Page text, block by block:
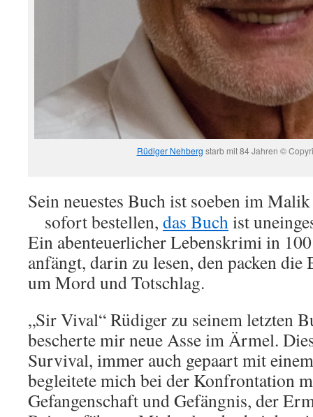
Rüdiger Nehberg starb mit 84 Jahren ©
Sein neuestes Buch ist soeben im
sofort bestellen, das Buchist
Ein abenteuerlicher Lebenskrimi in
anfängt, darin zu lesen, den packen die
um Mord und Totschlag.
„Sir Vival“ Rüdiger zu seinem letzten
bescherte mir neue Asse im Ärmel.
Survival, immer auch gepaart mit
begleitete mich bei der Konfrontation
Gefangenschaft und Gefängnis, der